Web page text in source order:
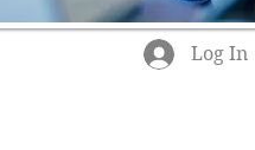
Log In